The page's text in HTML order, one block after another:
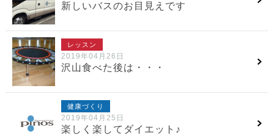
新しいバスのお目見えです
レッスン
2019年04月26日
沢山食べた後は・・・
健康づくり
2019年04月25日
楽しく楽してダイエット♪